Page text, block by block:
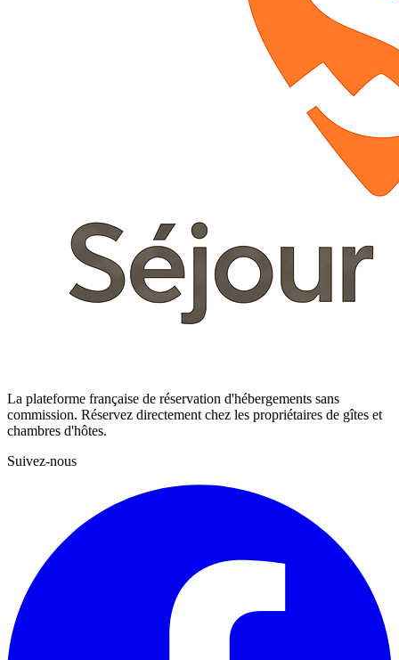
La plateforme française de réservation d'hébergements sans
commission. Réservez directement chez les propriétaires de gîtes et
chambres d'hôtes.
Suivez-nous